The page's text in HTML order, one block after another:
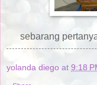
sebarang
yolanda diego at 9:18